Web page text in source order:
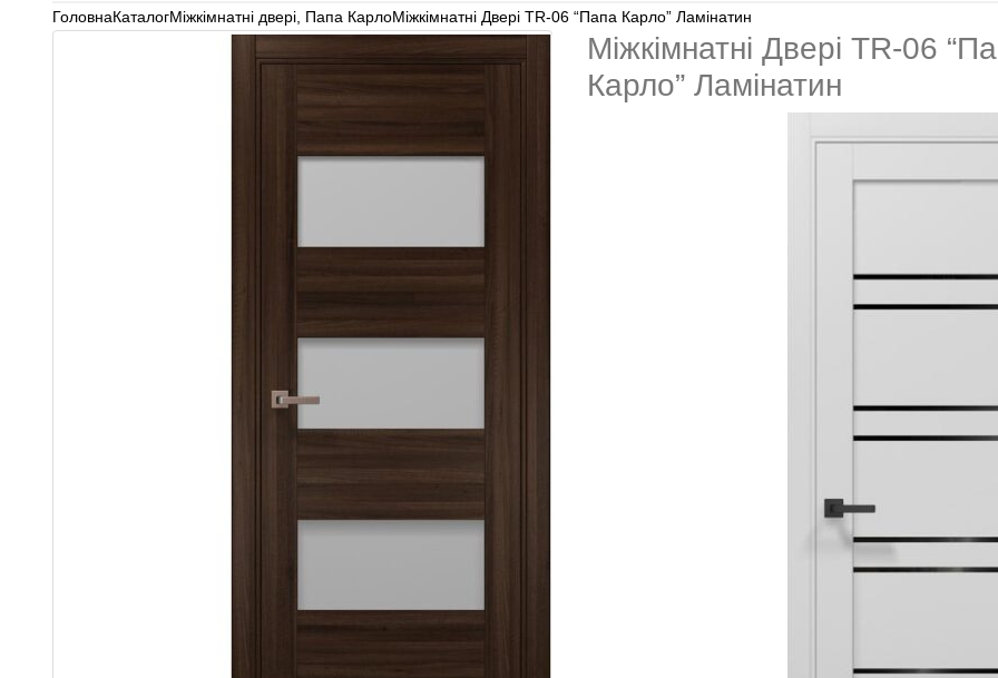
ГоловнаКаталогМіжкімнатні двері Папа КарлоМіжкімнатні Двері TR-06 “Папа Карло” Ламінатин
Міжкімнатні Двері TR-06
Карло” Ламінатин